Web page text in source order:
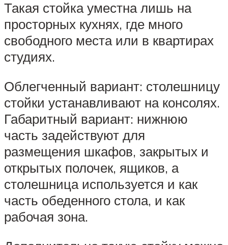
Такая стойка уместна лишь на
просторных кухнях, где много
свободного места или в квартирах
студиях.
Облегченный вариант: столешницу
стойки устанавливают на консолях.
Габаритный вариант: нижнюю
часть задействуют для
размещения шкафов, закрытых и
открытых полочек, ящиков, а
столешница используется и как
часть обеденного стола, и как
рабочая зона.